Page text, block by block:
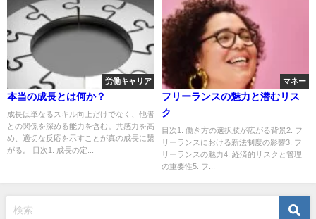
労働キャリア
本当の成長とは何か？
成長は単なるスキル向上だけでなく、他者
との関係を深める能力を含む。共感力を高
め、適切な反応を示すことが真の成長に繋
がる。 目次1. 成長の定...
マネー
フリーランスの魅力と潜むリス
ク
目次1. 働き方の選択肢が広がる背景2. フ
リーランスにおける新法制度の影響3. フ
リーランスの魅力4. 経済的リスクと管理
の重要性5. フ...